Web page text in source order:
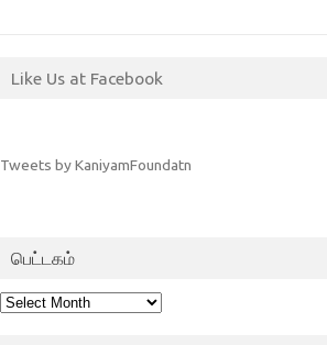
Like Us at Facebook
Tweets by KaniyamFoundatn
பெட்டகம்
பெட்டகம்